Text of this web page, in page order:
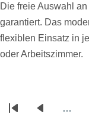
Die freie Auswahl
garantiert. Das
flexiblen Einsatz in
oder Arbeitszimmer.
…